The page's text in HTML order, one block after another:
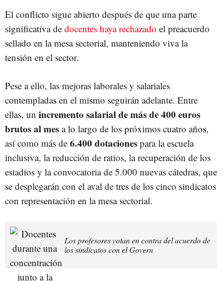
El conflicto sigue abierto después de que una parte
significativa de docentes haya rechazado el preacuerdo
sellado en la mesa sectorial, manteniendo viva la
tensión en el sector.
Pese a ello, las mejoras laborales y salariales
contempladas en el mismo seguirán adelante. Entre
ellas, un incremento salarial de más de 400 euros
brutos al mes a lo largo de los próximos cuatro años,
así como más de 6.400 dotaciones para la escuela
inclusiva, la reducción de ratios, la recuperación de los
estadios y la convocatoria de 5.000 nuevas cátedras, que
se desplegarán con el aval de tres de los cinco sindicatos
con representación en la mesa sectorial.
Los profesores votan en contra del acuerdo de
los sindicatos con el Govern